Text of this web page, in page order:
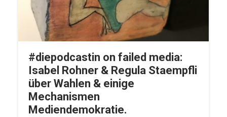
#diepodcastin on failed media:
Isabel Rohner & Regula Staempfli
über Wahlen & einige
Mechanismen
Mediendemokratie.